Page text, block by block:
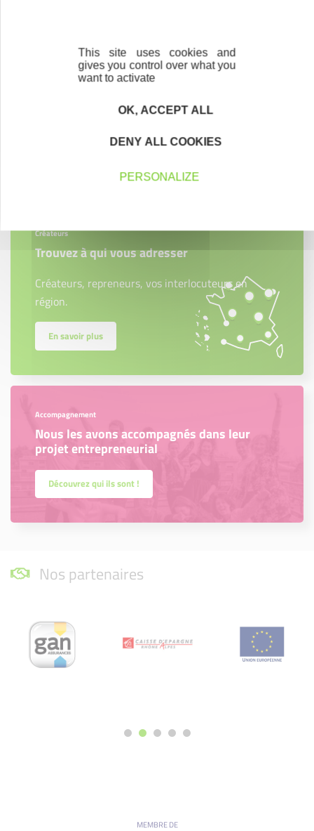
Créateurs
Trouvez à qui vous adresser
Créateurs, repreneurs, vos interlocuteurs en
région.
En savoir plus
Accompagnement
Nous les avons accompagnés dans leur
projet entrepreneurial
Découvrez qui ils sont !
Nos partenaires
MEMBRE DE
This site uses cookies and
gives you control over what you
want to activate
OK, ACCEPT ALL
DENY ALL COOKIES
PERSONALIZE